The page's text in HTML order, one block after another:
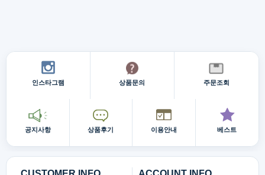
인스타그램 상품문의 주문조회
공지사항 상품후기 이용안내 베스트